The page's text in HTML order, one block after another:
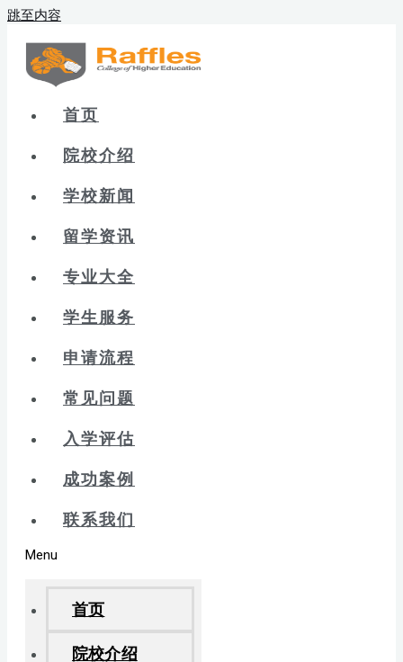
跳至内容
首页
院校介绍
学校新闻
留学资讯
专业大全
学生服务
申请流程
常见问题
入学评估
成功案例
联系我们
Menu
首页
院校介绍